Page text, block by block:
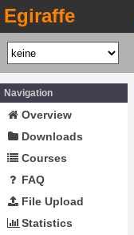
Egiraffe
Navigation
Overview
Downloads
Courses
FAQ
File Upload
Statistics